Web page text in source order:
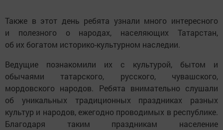
Также в этот день ребята узнали много интересного
и полезного о народах, населяющих Татарстан,
об их богатом историко-культурном наследии.
Ведущие познакомили их с культурой, бытом и
обычаями татарского, русского, чувашского,
мордовского народов. Ребята внимательно слушали
об уникальных традиционных праздниках разных
культур и народов, ежегодно проводимых в республике.
Благодаря таким праздникам население